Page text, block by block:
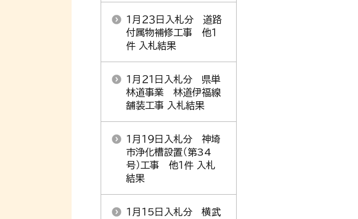
１月２３日入札分 道路
付属物補修工事 他１
件 入札結果
１月２１日入札分 県単
林道事業 林道伊福線
舗装工事 入札結果
１月１９日入札分 神埼
市浄化槽設置（第34
号）工事 他１件 入札
結果
１月１5日入札分 横武